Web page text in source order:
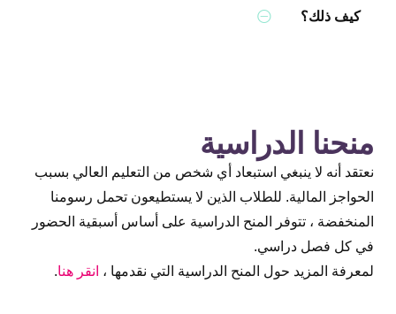
كيف ذلك؟
منحنا الدراسية
نعتقد أنه لا ينبغي استبعاد أي شخص من التعليم العالي بسبب
الحواجز
المالية. للطلاب الذين لا يستطيعون تحمل رسومنا
المنخفضة ، تتوفر المنح الدراسية على أساس أسبقية الحضور
في كل فصل دراسي.
لمعرفة المزيد حول المنح الدراسية التي نقدمها ، انقر هنا.